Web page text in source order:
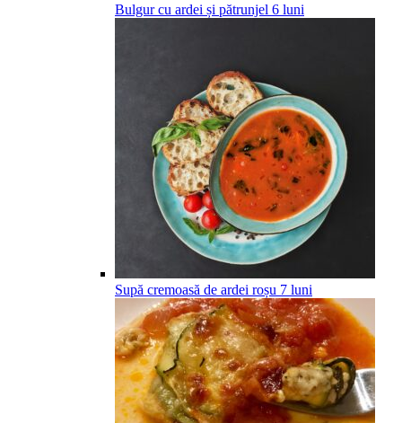
Bulgur cu ardei și pătrunjel 6 luni
Supă cremoasă de ardei roșu 7 luni